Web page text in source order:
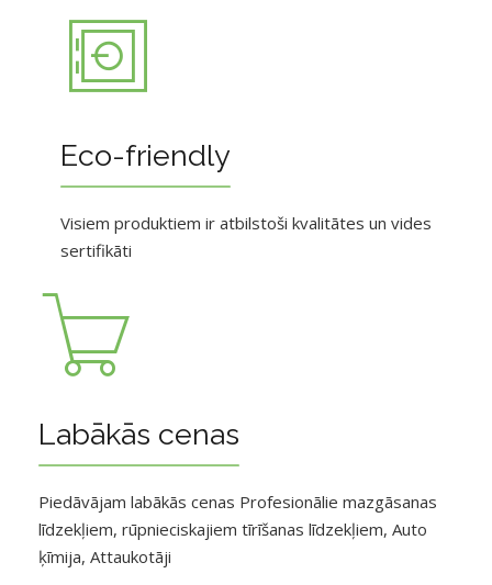
Eco-friendly
Visiem produktiem ir atbilstoši kvalitātes un vides
sertifikāti
Labākās cenas
Piedāvājam labākās cenas Profesionālie mazgāsanas
līdzekļiem, rūpnieciskajiem tīrīšanas līdzekļiem, Auto
ķīmija, Attaukotāji